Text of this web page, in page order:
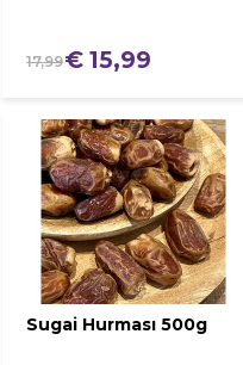
17,99€ 15,99
Sugai Hurması 500g